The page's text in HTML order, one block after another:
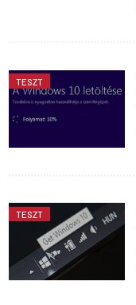
TESZT
TESZT